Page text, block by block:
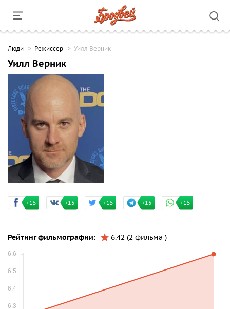
Люди Режиссер Уилл Верник
Уилл Верник
+15 +15 +15 +15 +15
Рейтинг фильмографии: 6.42 (2 фильма )